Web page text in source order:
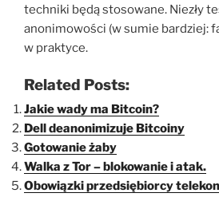
techniki będą stosowane. Niezły
anonimowości (w sumie bardziej:
w praktyce.
Related Posts:
Jakie wady ma Bitcoin?
Dell deanonimizuje Bitcoiny
Gotowanie żaby
Walka z Tor – blokowanie i atak.
Obowiązki przedsiębiorcy